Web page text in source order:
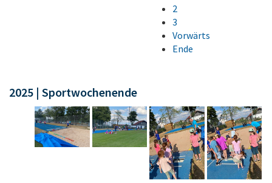
2
3
Vorwärts
Ende
2025 | Sportwochenende